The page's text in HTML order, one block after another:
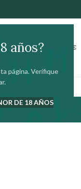
años?
página. Verifique
DE 18 AÑOS
€